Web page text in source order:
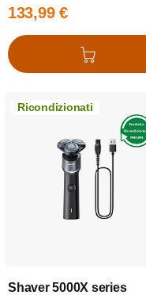
133,99 €
Aggiungi al carrello
Ricondizionati
Shaver 5000X series